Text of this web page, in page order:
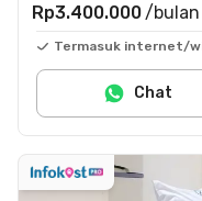
Rp3.400.000 /bulan
Termasuk internet/
Chat